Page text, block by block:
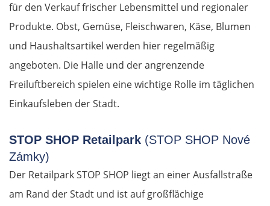
für den Verkauf frischer Lebensmittel und regionaler
Produkte. Obst, Gemüse, Fleischwaren, Käse, Blumen
und Haushaltsartikel werden hier regelmäßig
angeboten. Die Halle und der angrenzende
Freiluftbereich spielen eine wichtige Rolle im täglichen
Einkaufsleben der Stadt.
STOP SHOP Retailpark (STOP SHOP Nové
Zámky)
Der Retailpark STOP SHOP liegt an einer Ausfallstraße
am Rand der Stadt und ist auf großflächige